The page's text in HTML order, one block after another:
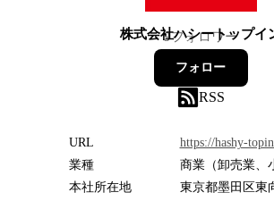
株式会社ハシートップイ
9フォロワー
フォロー
RSS
URL
https://hashy-
業種
商業（卸売業、
本社所在地
東京都墨田区東